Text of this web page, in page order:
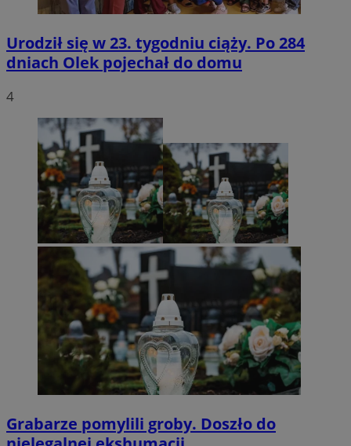
Urodził się w 23. tygodniu ciąży. Po 284
dniach Olek pojechał do domu
4
Grabarze pomylili groby. Doszło do